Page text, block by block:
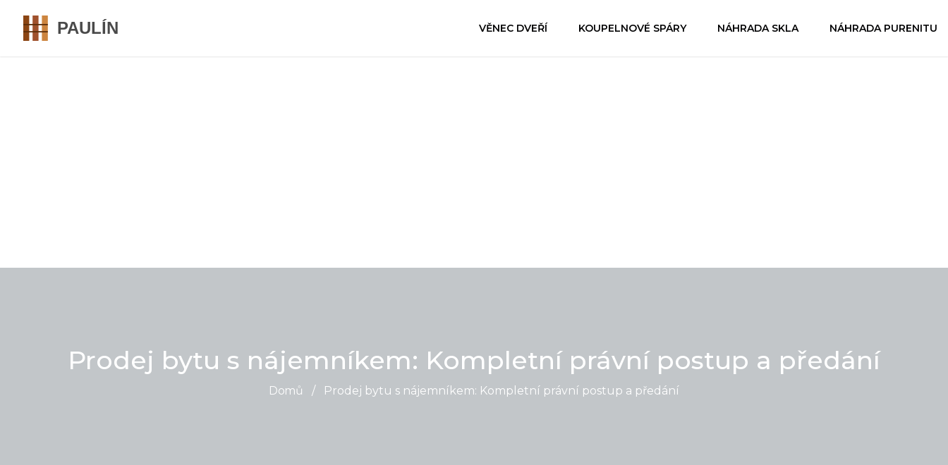
VĚNEC DVEŘÍ KOUPELNOVÉ SPÁRY NÁHRADA SKLA NÁHRADA PURENITU
Prodej bytu s nájemníkem: Kompletní právní postup a předání
Domů / Prodej bytu s nájemníkem: Kompletní právní postup a předání